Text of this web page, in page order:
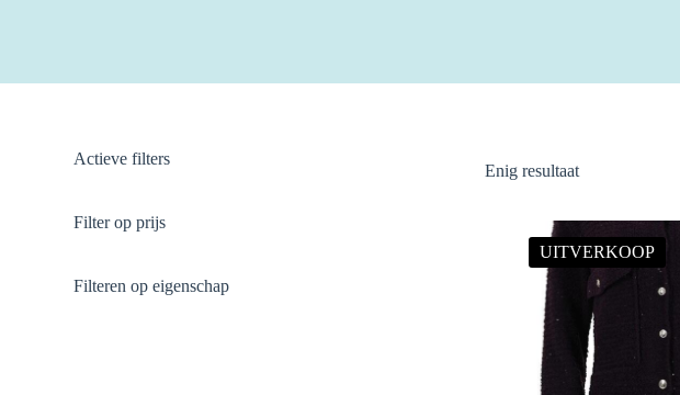
Enig resultaat
UITVERKOOP
Actieve filters
Filter op prijs
Filteren op eigenschap